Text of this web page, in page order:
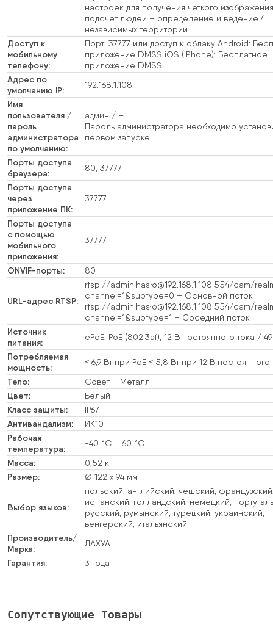
настроек для получения четкого
подсчет людей – определение и ведение 4
независимых территорий
Доступ к
мобильному
телефону:
Порт: 37777 или доступ к облаку Android:
приложение DMSS iOS (iPhone): Бесплатное
приложение DMSS
Адрес по
умолчанию IP:
192.168.1.108
Имя
пользователя /
пароль
администратора
по умолчанию:
админ / –
Пароль администратора необходимо
первом запуске.
Порты доступа
браузера:
80, 37777
Порты доступа
через
приложение ПК:
37777
Порты доступа
с помощью
мобильного
приложения:
37777
ONVIF-порты: 80
URL-адрес RTSP:
rtsp://admin:hasło@192.168.1.108:554/cam/
channel=1&subtype=0 – Основной поток
rtsp://admin:hasło@192.168.1.108:554/cam/
channel=1&subtype=1 – Соседний поток
Источник
питания:
ePoE, PoE (802.3af), 12 В постоянного тока /
Потребляемая
мощность:
≤ 6,9 Вт при PoE ≤ 5,8 Вт при 12 В постоянного
Тело: Совет – Металл
Цвет: Белый
Класс защиты: IP67
Антивандализм: ИК10
Рабочая
температура:
-40 °C … 60 °C
Масса: 0,52 кг
Размер: Ø 122 x 94 мм
Выбор языков:
польский, английский, чешский,
испанский, голландский, немецкий,
русский, румынский, турецкий, украинский,
венгерский, итальянский
Производитель/
Марка:
ДАХУА
Гарантия: 3 года
Сопутствующие Товары